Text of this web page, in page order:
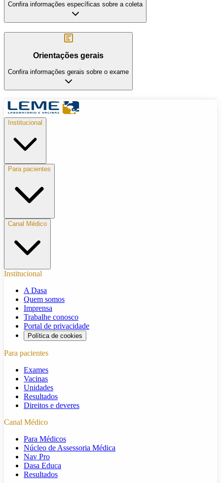
Confira informações específicas sobre a coleta
Orientações gerais
Confira informações gerais sobre o exame
Institucional
Para pacientes
Canal Médico
Institucional
A Dasa
Quem somos
Imprensa
Trabalhe conosco
Portal de privacidade
Política de cookies
Para pacientes
Exames
Vacinas
Unidades
Resultados
Direitos e deveres
Canal Médico
Para Médicos
Núcleo de Assessoria Médica
Nav Pro
Dasa Educa
Resultados